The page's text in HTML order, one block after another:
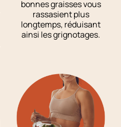
bonnes graisses vous
rassasient plus
longtemps, réduisant
ainsi les grignotages.